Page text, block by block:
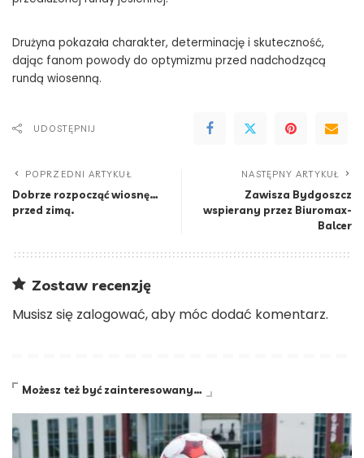
Drużyna pokazała charakter, determinację i skuteczność,
dając fanom powody do optymizmu przed nadchodzącą
rundą wiosenną.
UDOSTĘPNIJ
POPRZEDNI ARTYKUŁ
Dobrze rozpocząć wiosnę…
przed zimą.
NASTĘPNY ARTYKUŁ
Zawisza Bydgoszcz
wspierany przez Biuromax-
Balcer
Zostaw recenzję
Musisz się zalogować, aby móc dodać komentarz.
Możesz też być zainteresowany…